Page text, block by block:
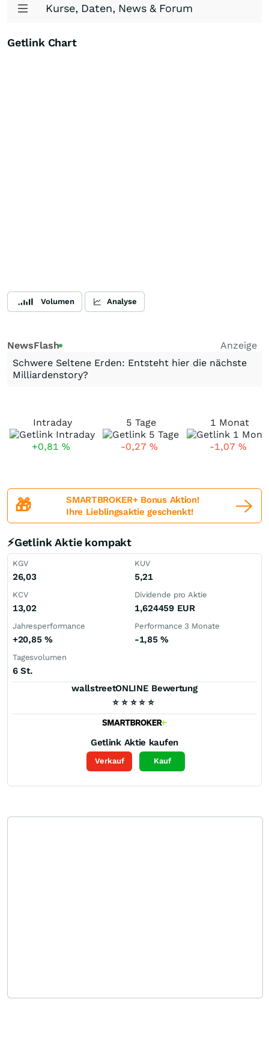
Kurse, Daten, News & Forum
Getlink Chart
Volumen Analyse
NewsFlash
Anzeige
Schwere Seltene Erden: Entsteht hier die nächste
Milliardenstory?
Intraday
+0,81 %
5 Tage
-0,27 %
1 Monat
-1,07 %
🎁
SMARTBROKER+ Bonus Aktion!
Ihre Lieblingsaktie geschenkt!
⚡Getlink Aktie kompakt
KGV
26,03
KUV
5,21
KCV
13,02
Dividende pro Aktie
1,624459 EUR
Jahresperformance
+20,85 %
Performance 3 Monate
-1,85%
Tagesvolumen
6 St.
wallstreetONLINE Bewertung
⭐ ⭐ ⭐ ⭐ ⭐
Getlink Aktie kaufen
Verkauf Kauf